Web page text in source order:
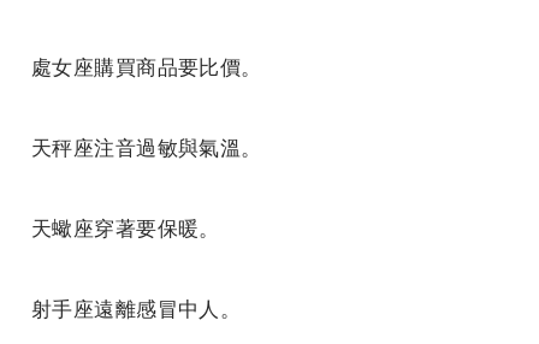
處女座購買商品要比價。
天秤座注音過敏與氣溫。
天蠍座穿著要保暖。
射手座遠離感冒中人。